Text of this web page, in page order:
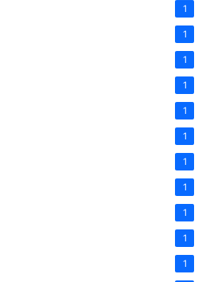
1
1
1
1
1
1
1
1
1
1
1